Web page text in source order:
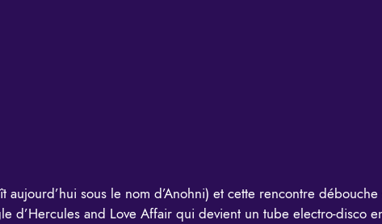
aujourd’hui sous le nom d’Anohni) et cette rencontre
d’Hercules and Love Affair qui devient un tube electro-disco